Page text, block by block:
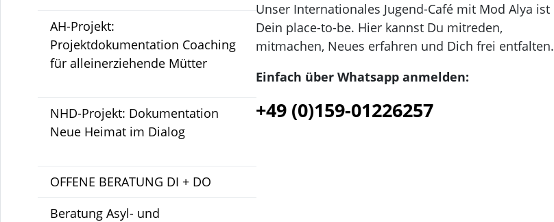
AH-Projekt:
Projektdokumentation Coaching
für alleinerziehende Mütter
NHD-Projekt: Dokumentation
Neue Heimat im Dialog
OFFENE BERATUNG DI + DO
Beratung Asyl- und
Unser Internationales Jugend-Café mit Mod Alya ist
Dein place-to-be. Hier kannst Du mitreden,
mitmachen, Neues erfahren und Dich frei entfalten.
Einfach über Whatsapp anmelden:
+49 (0)159-01226257